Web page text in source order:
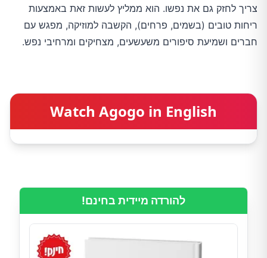
צריך לחזק גם את נפשו. הוא ממליץ לעשות זאת באמצעות
ריחות טובים (בשמים, פרחים), הקשבה למוזיקה, מפגש עם
חברים ושמיעת סיפורים משעשעים, מצחיקים ומרחיבי נפש.
Watch Agogo in English
להורדה מיידית בחינם!